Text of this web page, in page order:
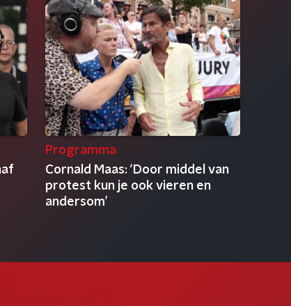
Programma
Cornald Maas: ‘Door middel van
protest kun je ook vieren en
andersom’